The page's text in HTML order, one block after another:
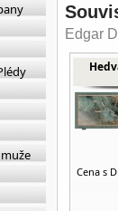
Edgar
Cena s